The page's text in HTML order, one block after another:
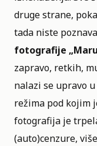
druge strane,
tada niste
fotografije
zapravo, retkih,
nalazi se upravo
režima pod kojim
fotografija je
(auto)cenzure,